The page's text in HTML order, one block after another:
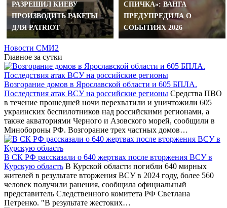
РАЗРЕШИЛ КИЕВУ
ПРОИЗВОДИТЬ РАКЕТЫ
ДЛЯ PATRIOT
СПИЧКА»: ВАНГА
ПРЕДУПРЕДИЛА О
СОБЫТИЯХ 2026
Новости СМИ2
Главное за сутки
Возгорание домов в Ярославской области и 605 БПЛА.
Последствия атак ВСУ на российские регионы Средства ПВО
в течение прошедшей ночи перехватили и уничтожили 605
украинских беспилотников над российскими регионами, а
также акваториями Черного и Азовского морей, сообщили в
Минобороны РФ. Возгорание трех частных домов…
В СК РФ рассказали о 640 жертвах после вторжения ВСУ в
Курскую область В Курской области погибли 640 мирных
жителей в результате вторжения ВСУ в 2024 году, более 560
человек получили ранения, сообщила официальный
представитель Следственного комитета РФ Светлана
Петренко. "В результате жестоких…